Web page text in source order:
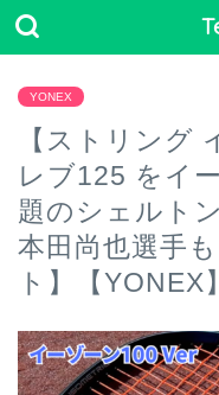
YONEX
【ストリング
レブ125 をイ
題のシェルト
本田尚也選手
ト】【YONEX】